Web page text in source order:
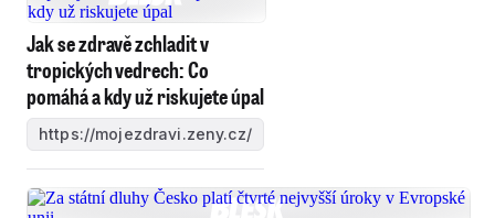
Jak se zdravě zchladit v
tropických vedrech: Co
pomáhá a kdy už riskujete úpal
https://mojezdravi.zeny.cz/